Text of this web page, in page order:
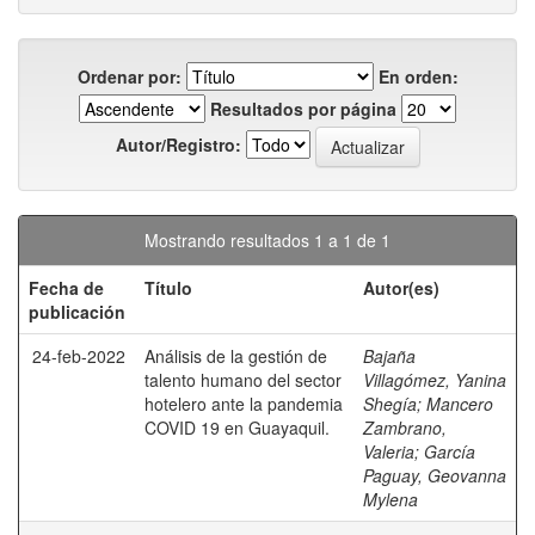
Ordenar por:
En orden:
Resultados por página
Autor/Registro:
Mostrando resultados 1 a 1 de 1
Fecha de
publicación
Título Autor(es)
24-feb-2022
Análisis de la gestión de
talento humano del sector
hotelero ante la pandemia
COVID 19 en Guayaquil.
Bajaña
Villagómez, Yanina
Shegía; Mancero
Zambrano,
Valeria; García
Paguay, Geovanna
Mylena